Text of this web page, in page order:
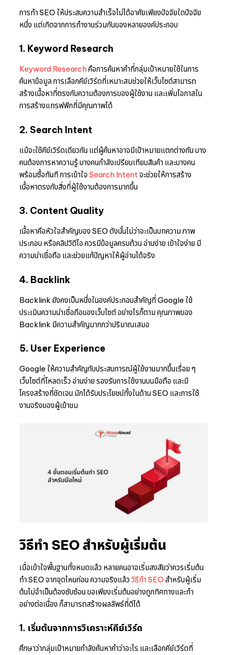
การทำ SEO ให้ประสบความสำเร็จไม่ได้อาศัยเพียงปัจจัยใดปัจจัย
หนึ่ง แต่เกิดจากการทำงานร่วมกันของหลายองค์ประกอบ
1. Keyword Research
Keyword Researchคือการค้นหาคำที่กลุ่มเป้าหมายใช้ในการ
ค้นหาข้อมูล การเลือกคีย์เวิร์ดที่เหมาะสมช่วยให้เว็บไซต์สามารถ
สร้างเนื้อหาที่ตรงกับความต้องการของผู้ใช้งาน และเพิ่มโอกาสใน
การสร้างแทรฟฟิกที่มีคุณภาพได้
2. Search Intent
แม้จะใช้คีย์เวิร์ดเดียวกัน แต่ผู้ค้นหาอาจมีเป้าหมายแตกต่างกัน บาง
คนต้องการหาความรู้ บางคนกำลังเปรียบเทียบสินค้า และบางคน
พร้อมซื้อทันที การเข้าใจ Search Intent จะช่วยให้การสร้าง
เนื้อหาตรงกับสิ่งที่ผู้ใช้งานต้องการมากขึ้น
3. Content Quality
เนื้อหาคือหัวใจสำคัญของ SEO ดังนั้นไม่ว่าจะเป็นบทความ ภาพ
ประกอบ หรือคลิปวิดีโอ ควรมีข้อมูลครบถ้วน อ่านง่าย เข้าใจง่าย มี
ความน่าเชื่อถือ และช่วยแก้ปัญหาให้ผู้อ่านได้จริง
4. Backlink
Backlink ยังคงเป็นหนึ่งในองค์ประกอบสำคัญที่ Google ใช้
ประเมินความน่าเชื่อถือของเว็บไซต์ อย่างไรก็ตาม คุณภาพของ
Backlink มีความสำคัญมากกว่าปริมาณเสมอ
5. User Experience
Google ให้ความสำคัญกับประสบการณ์ผู้ใช้งานมากขึ้นเรื่อย ๆ
เว็บไซต์ที่โหลดเร็ว อ่านง่าย รองรับการใช้งานบนมือถือ และมี
โครงสร้างที่ชัดเจน มักได้รับประโยชน์ทั้งในด้าน SEO และการใช้
งานจริงของผู้เข้าชม
วิธีทำ SEO สำหรับผู้เริ่มต้น
เมื่อเข้าใจพื้นฐานทั้งหมดแล้ว หลายคนอาจเริ่มสงสัยว่าควรเริ่มต้น
ทำ SEO จากจุดไหนก่อน ความจริงแล้ว วิธีทำ SEO สำหรับผู้เริ่ม
ต้นไม่จำเป็นต้องซับซ้อน ขอเพียงเริ่มต้นอย่างถูกทิศทางและทำ
อย่างต่อเนื่อง ก็สามารถสร้างผลลัพธ์ที่ดีได้
1. เริ่มต้นจากการวิเคราะห์คีย์เวิร์ด
ศึกษาว่ากลุ่มเป้าหมายกำลังค้นหาคำว่าอะไร และเลือกคีย์เวิร์ดที่